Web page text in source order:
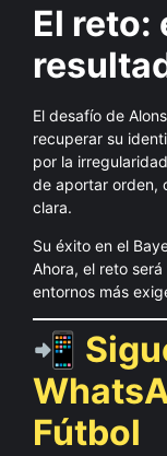
El reto:
El desafío de
recuperar su
por la
de aportar orden,
clara.
Su éxito en el
Ahora, el reto
entornos más
📲
Fútbol